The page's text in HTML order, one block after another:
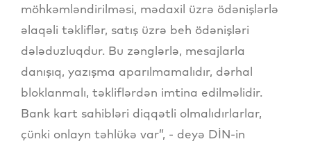
möhkəmləndirilməsi, mədaxil üzrə ödənişlərlə
əlaqəli təkliflər, satış üzrə beh ödənişləri
dələduzluqdur. Bu zənglərlə, mesajlarla
danışıq, yazışma aparılmamalıdır, dərhal
bloklanmalı, təkliflərdən imtina edilməlidir.
Bank kart sahibləri diqqətli olmalıdırlarlar,
çünki onlayn təhlükə var”, - deyə DİN-in